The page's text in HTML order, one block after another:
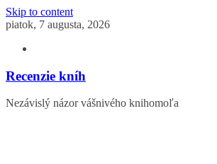
Skip to content
piatok, 7 augusta, 2026
Recenzie kníh
Nezávislý názor vášnivého knihomoľa